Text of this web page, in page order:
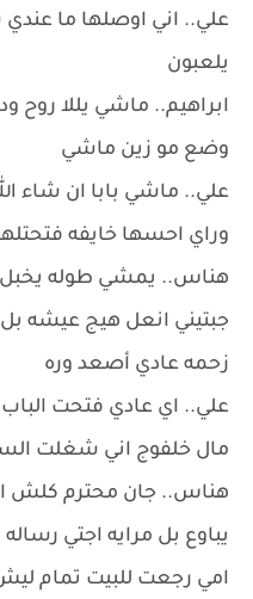
علي.. اني اوصلها ما
يلعبون
ابراهيم.. ماشي يللا روح
وضع مو زين ماشي
علي.. ماشي بابا ان شاء
وراي احسها خايفه
هناس.. يمشي طوله
جبتيني انعل هيج عيشه بل
زحمه عادي أصعد وره
علي.. اي عادي فتحت
مال خلفوج اني شغلت
هناس.. جان محترم كلش
يباوع بل مرايه اجتي
امي رجعت للبيت تمام ليش